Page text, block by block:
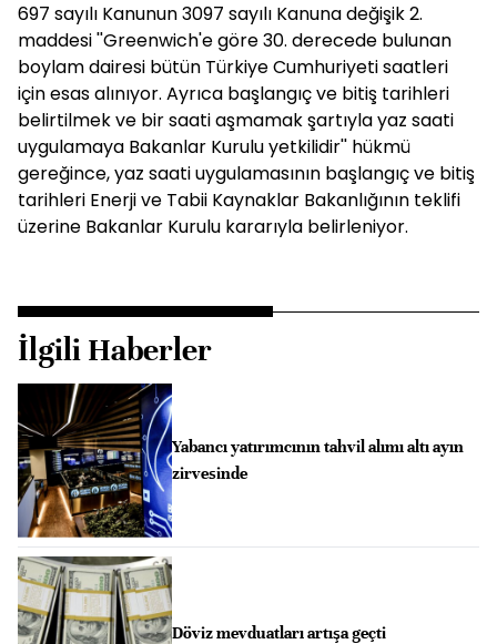
697 sayılı Kanunun 3097 sayılı Kanuna değişik 2.
maddesi ''Greenwich'e göre 30. derecede bulunan
boylam dairesi bütün Türkiye Cumhuriyeti saatleri
için esas alınıyor. Ayrıca başlangıç ve bitiş tarihleri
belirtilmek ve bir saati aşmamak şartıyla yaz saati
uygulamaya Bakanlar Kurulu yetkilidir'' hükmü
gereğince, yaz saati uygulamasının başlangıç ve bitiş
tarihleri Enerji ve Tabii Kaynaklar Bakanlığının teklifi
üzerine Bakanlar Kurulu kararıyla belirleniyor.
İlgili Haberler
Yabancı yatırımcının tahvil alımı altı ayın
zirvesinde
Döviz mevduatları artışa geçti